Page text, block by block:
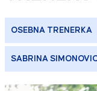
OSEBNA TRENERKA
SABRINA